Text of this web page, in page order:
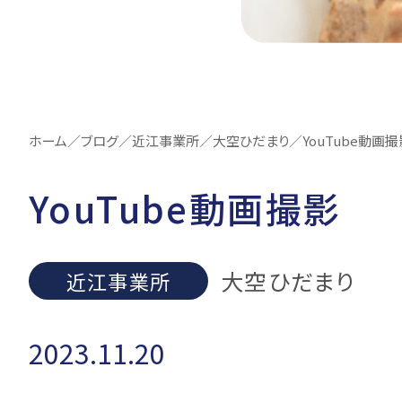
ホーム／ブログ／近江事業所／大空ひだまり／YouTube動画撮
YouTube動画撮影
近江事業所 大空ひだまり
2023.11.20